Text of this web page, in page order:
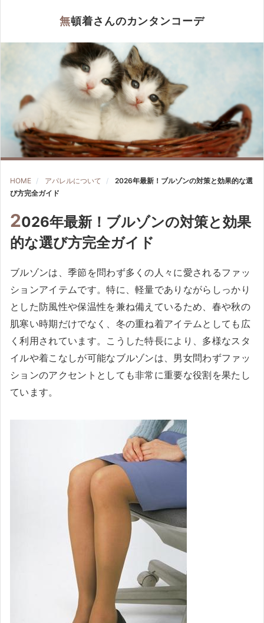
無頓着さんのカンタンコーデ
HOME アパレルについて
2026年最新！ブルゾンの対策と効果的な選
び方完全ガイド
2026年最新！ブルゾンの対策と効果
的な選び方完全ガイド
ブルゾンは、季節を問わず多くの人々に愛されるファッ
ションアイテムです。特に、軽量でありながらしっかり
とした防風性や保温性を兼ね備えているため、春や秋の
肌寒い時期だけでなく、冬の重ね着アイテムとしても広
く利用されています。こうした特長により、多様なスタ
イルや着こなしが可能なブルゾンは、男女問わずファッ
ションのアクセントとしても非常に重要な役割を果たし
ています。